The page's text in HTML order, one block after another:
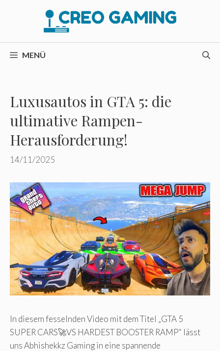
MENÜ
Luxusautos in GTA 5: die
ultimative Rampen-
Herausforderung!
14/11/2025
In diesem fesselnden Video mit dem Titel „GTA 5
SUPER CARS🚀VS HARDEST BOOSTER RAMP“ lässt
uns Abhishekkz Gaming in eine spannende